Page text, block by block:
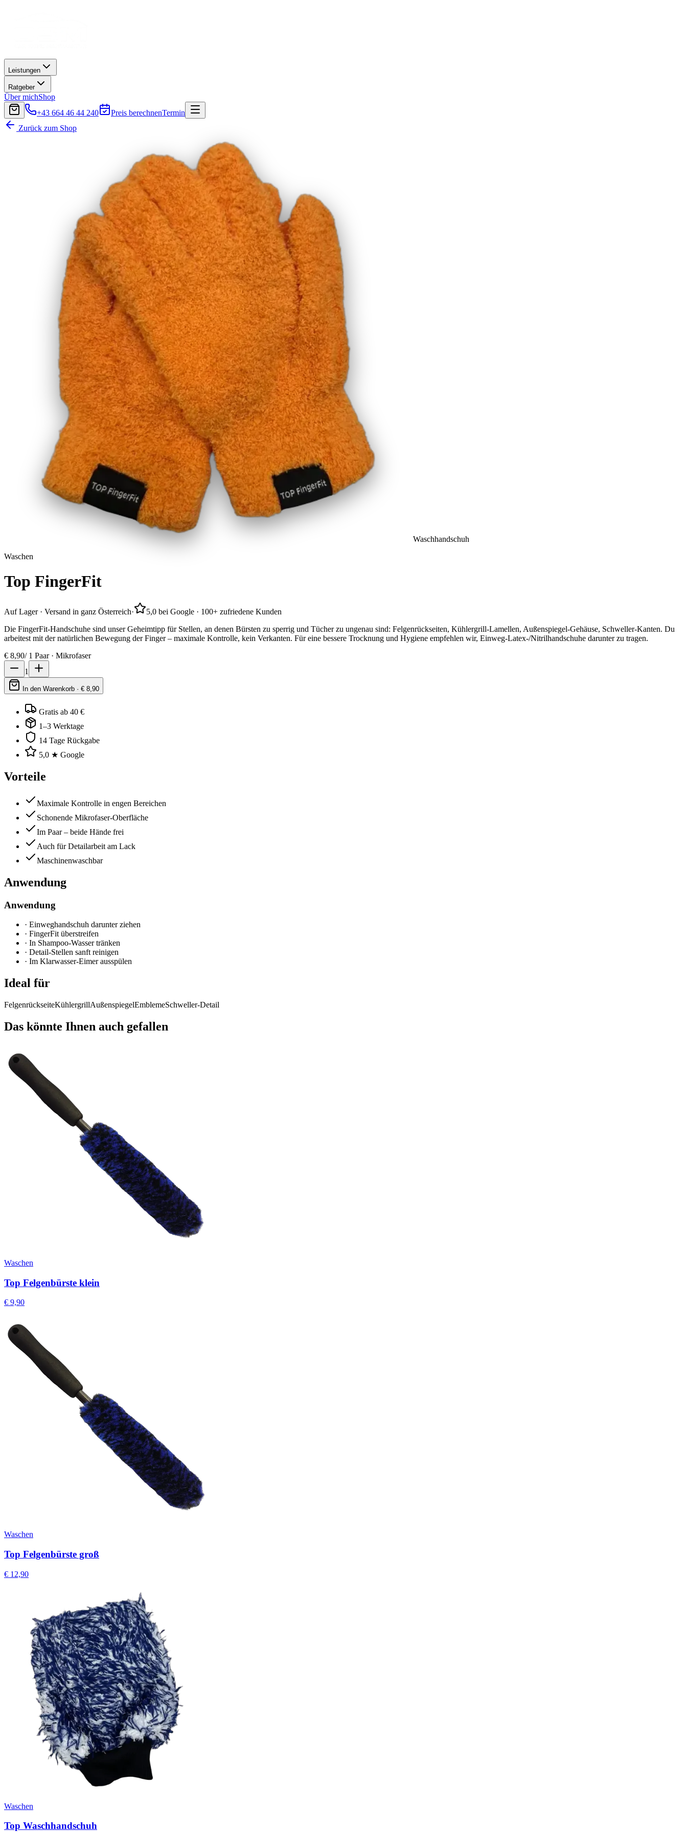
Leistungen
Ratgeber
Über michShop
+43 664 46 44 240
Preis berechnenTermin
Zurück zum Shop
Waschhandschuh
Waschen
Top FingerFit
Auf Lager · Versand in ganz Österreich·
5,0 bei Google · 100+ zufriedene Kunden
Die FingerFit-Handschuhe sind unser Geheimtipp für Stellen, an denen Bürsten zu sperrig und Tücher zu ungenau sind: Felgenrückseiten, Kühlergrill-Lamellen, Außenspiegel-Gehäuse, Schweller-Kanten. Du
arbeitest mit der natürlichen Bewegung der Finger – maximale Kontrolle, kein Verkanten. Für eine bessere Trocknung und Hygiene empfehlen wir, Einweg-Latex-/Nitrilhandschuhe darunter zu tragen.
€ 8,90/ 1 Paar · Mikrofaser
1
In den Warenkorb · € 8,90
Gratis ab 40 €
1–3 Werktage
14 Tage Rückgabe
5,0 ★ Google
Vorteile
Maximale Kontrolle in engen Bereichen
Schonende Mikrofaser-Oberfläche
Im Paar – beide Hände frei
Auch für Detailarbeit am Lack
Maschinenwaschbar
Anwendung
Anwendung
· Einweghandschuh darunter ziehen
· FingerFit überstreifen
· In Shampoo-Wasser tränken
· Detail-Stellen sanft reinigen
· Im Klarwasser-Eimer ausspülen
Ideal für
FelgenrückseiteKühlergrillAußenspiegelEmblemeSchweller-Detail
Das könnte Ihnen auch gefallen
Waschen
Top Felgenbürste klein
€ 9,90
Waschen
Top Felgenbürste groß
€ 12,90
Waschen
Top Waschhandschuh